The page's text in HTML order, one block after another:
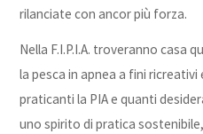
rilanciate con ancor più forza.
Nella F.I.P.I.A. troveranno casa
la pesca in apnea a fini
praticanti la PIA e quanti
uno spirito di pratica